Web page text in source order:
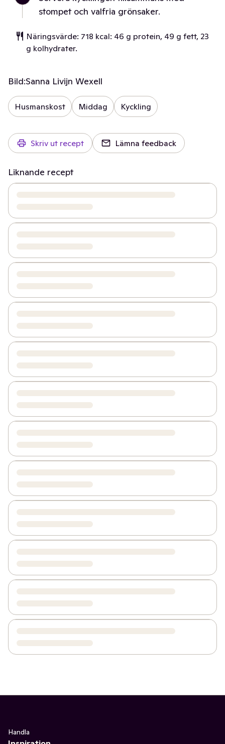
stompet och valfria grönsaker.
Näringsvärde: 718 kcal: 46 g protein, 49 g fett, 23
g kolhydrater.
Bild:Sanna Livijn Wexell
Husmanskost Middag Kyckling
Skriv ut recept Lämna feedback
Liknande recept
Handla